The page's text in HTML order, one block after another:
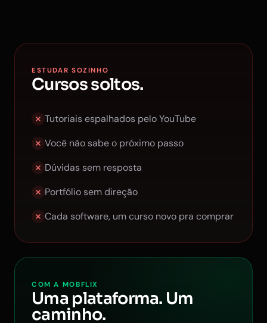
ESTUDAR SOZINHO
Cursos soltos.
Tutoriais espalhados pelo YouTube
Você não sabe o próximo passo
Dúvidas sem resposta
Portfólio sem direção
Cada software, um curso novo pra comprar
COM A MOBFLIX
Uma plataforma. Um
caminho.